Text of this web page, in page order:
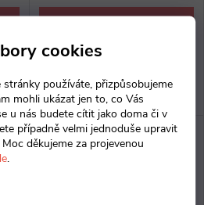
cookies
stránky používáte, přizpůsobujeme
mohli ukázat jen to, co Vás
u nás budete cítit jako doma či v
případně velmi jednoduše upravit
děkujeme za projevenou
.
1000x1433x400 mm, posuvné
dveře, 3 police, půda, dno a
police tl. 22 mm, ostatní 16
mm, výšková rektifikace max 30
mm, kancelářské skříně: